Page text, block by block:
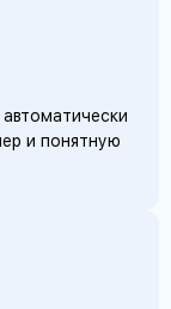
и понятную